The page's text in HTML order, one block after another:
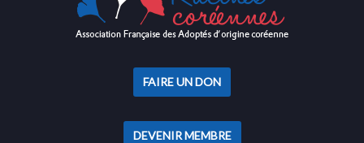
FAIRE UN DON
DEVENIR MEMBRE